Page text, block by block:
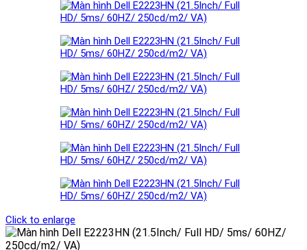
Click to enlarge